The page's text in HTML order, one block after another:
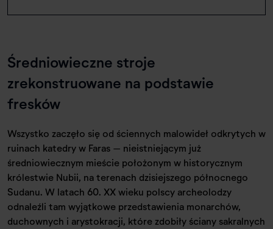
Średniowieczne stroje
zrekonstruowane na podstawie
fresków
Wszystko zaczęło się od ściennych malowideł odkrytych w
ruinach katedry w Faras – nieistniejącym już
średniowiecznym mieście położonym w historycznym
królestwie Nubii, na terenach dzisiejszego północnego
Sudanu. W latach 60. XX wieku polscy archeolodzy
odnaleźli tam wyjątkowe przedstawienia monarchów,
duchownych i arystokracji, które zdobiły ściany sakralnych